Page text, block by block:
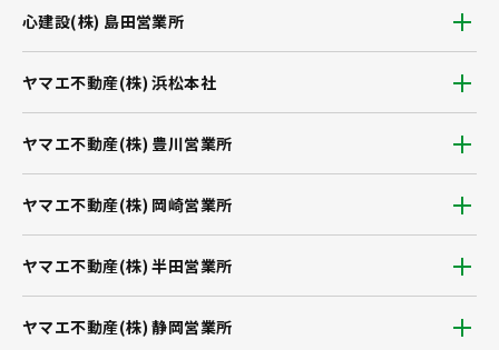
ヤマエ不動産(株) 浜松本社
ヤマエ不動産(株) 静岡営業所
ヤマエ不動産(株) 豊川営業所
ヤマエ不動産(株) 岡崎営業所
ヤマエ不動産(株) 半田営業所
心建設(株) 島田営業所